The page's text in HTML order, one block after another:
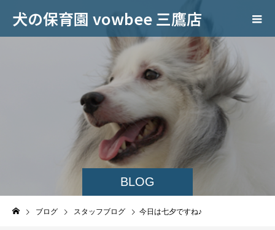
犬の保育園 vowbee 三鷹店
BLOG
ブログ スタッフブログ 今日は七夕ですね♪